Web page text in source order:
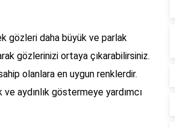
gözleri daha büyük ve parlak
gözlerinizi ortaya çıkarabilirsiniz.
olanlara en uygun renklerdir.
aydınlık göstermeye yardımcı